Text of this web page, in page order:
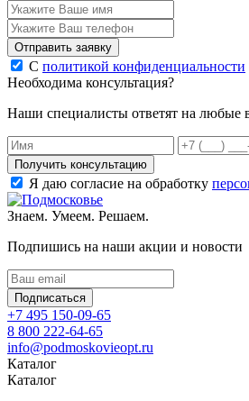
Отправить заявку
С политикой конфиденциальности
Необходима консультация?
Наши специалисты ответят на любые
Получить консультацию
Я даю согласие на обработку
Знаем. Умеем. Решаем.
Подпишись на наши акции и новости
Подписаться
+7 495 150-09-65
8 800 222-64-65
info@podmoskovieopt.ru
Каталог
Каталог